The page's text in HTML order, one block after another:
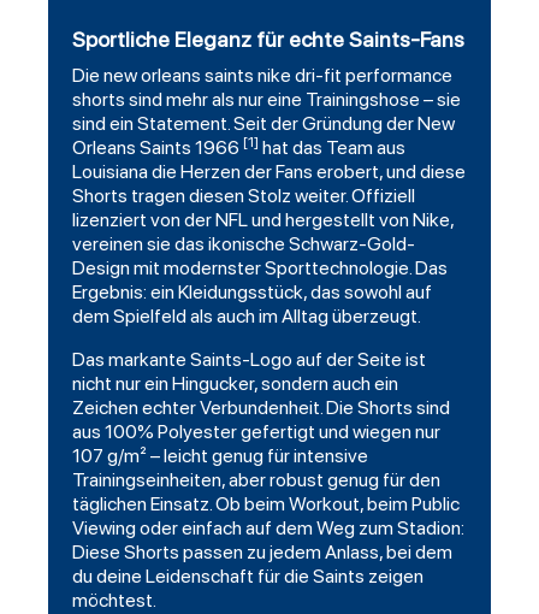
Sportliche Eleganz für echte Saints-Fans
Die new orleans saints nike dri-fit performance
shorts sind mehr als nur eine Trainingshose – sie
sind ein Statement. Seit der Gründung der New
Orleans Saints 1966 [1] hat das Team aus
Louisiana die Herzen der Fans erobert, und diese
Shorts tragen diesen Stolz weiter. Offiziell
lizenziert von der NFL und hergestellt von Nike,
vereinen sie das ikonische Schwarz-Gold-
Design mit modernster Sporttechnologie. Das
Ergebnis: ein Kleidungsstück, das sowohl auf
dem Spielfeld als auch im Alltag überzeugt.
Das markante Saints-Logo auf der Seite ist
nicht nur ein Hingucker, sondern auch ein
Zeichen echter Verbundenheit. Die Shorts sind
aus 100% Polyester gefertigt und wiegen nur
107 g/m² – leicht genug für intensive
Trainingseinheiten, aber robust genug für den
täglichen Einsatz. Ob beim Workout, beim Public
Viewing oder einfach auf dem Weg zum Stadion:
Diese Shorts passen zu jedem Anlass, bei dem
du deine Leidenschaft für die Saints zeigen
möchtest.